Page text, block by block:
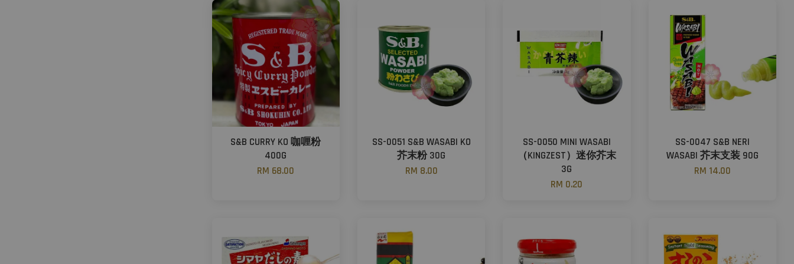
S&B CURRY KO 咖喱粉
400G
RM 68.00
SS-0051 S&B WASABI KO
芥末粉 30G
RM 8.00
SS-0050 MINI WASABI
（KINGZEST）迷你芥末
3G
RM 0.20
SS-0047 S&B NERI
WASABI 芥末支装 90G
RM 14.00